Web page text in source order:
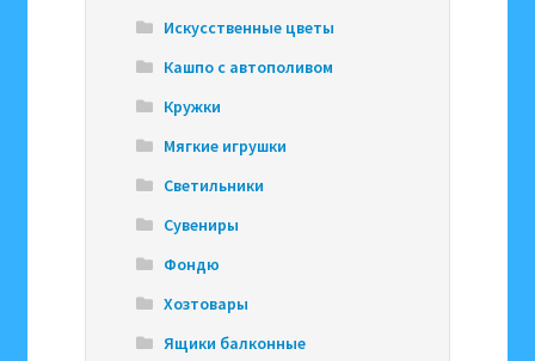
Искусственные цветы
Кашпо с автополивом
Кружки
Мягкие игрушки
Светильники
Сувениры
Фондю
Хозтовары
Ящики балконные